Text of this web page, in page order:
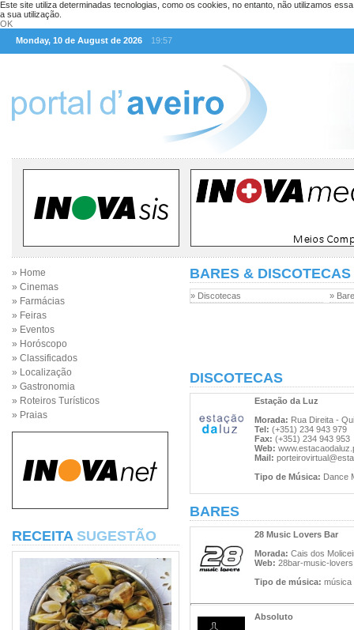
Este site utiliza determinadas tecnologias, como os cookies, no entanto, não utilizamos
a sua utilização.
OK
Monday, 10 de August de 2026
19:57
» Home
» Cinemas
» Farmácias
» Feiras
» Eventos
» Horóscopo
» Classificados
» Localização
» Gastronomia
» Roteiros Turísticos
» Praias
RECEITA SUGESTÃO
BARES & DISCOTECAS
» Discotecas »
DISCOTECAS
Estação da Luz
Morada: Rua Direita -
Tel: (+351) 234 943 979
Fax: (+351) 234 943 953
Web:
Mail:
Tipo de Música: Dance
BARES
28 Music Lovers Bar
Morada: Cais dos
Web: 28bar-music-
Tipo de música: música
Absoluto